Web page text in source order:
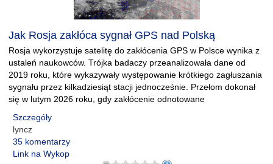
Jak Rosja zakłóca sygnał GPS nad Polską
Rosja wykorzystuje satelitę do zakłócenia GPS w Polsce wynika z
ustaleń naukowców. Trójka badaczy przeanalizowała dane od
2019 roku, które wykazywały występowanie krótkiego zagłuszania
sygnału przez kilkadziesiąt stacji jednocześnie. Przełom dokonał
się w lutym 2026 roku, gdy zakłócenie odnotowane
Szczegóły
lyncz
35 komentarzy
Link na Wykop